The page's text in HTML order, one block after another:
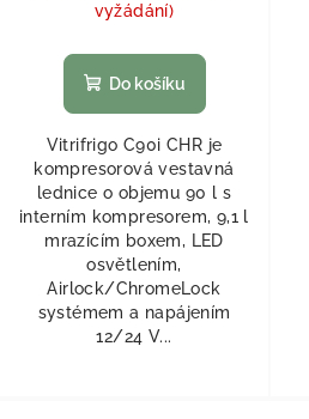
vyžádání)
Do košíku
Vitrifrigo C90i CHR je
kompresorová vestavná
lednice o objemu 90 l s
interním kompresorem, 9,1 l
mrazícím boxem, LED
osvětlením,
Airlock/ChromeLock
systémem a napájením
12/24 V...